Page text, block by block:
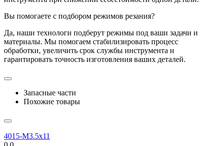
Вы помогаете с подбором режимов резания?
Да, наши технологи подберут режимы под ваши задачи и
материалы. Мы помогаем стабилизировать процесс
обработки, увеличить срок службы инструмента и
гарантировать точность изготовления ваших деталей.
Запасные части
Похожие товары
4015-M3.5x11